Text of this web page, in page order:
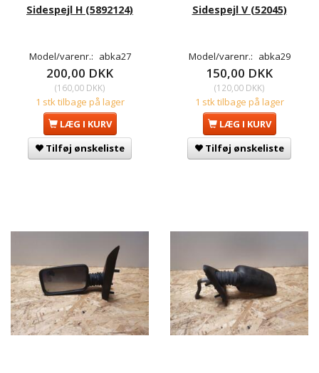
Sidespejl H (5892124)
Model/varenr.: abka27
200,00 DKK
(160,00 DKK)
1 stk tilbage på lager
LÆG I KURV
Tilføj ønskeliste
Sidespejl V (52045)
Model/varenr.: abka29
150,00 DKK
(120,00 DKK)
1 stk tilbage på lager
LÆG I KURV
Tilføj ønskeliste